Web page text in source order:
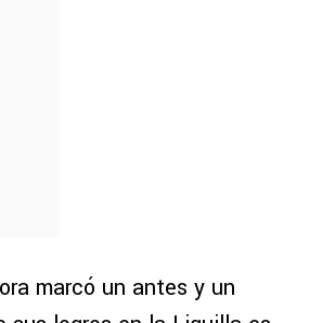
marcó un antes y un